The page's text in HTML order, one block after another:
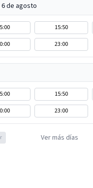
de agosto
15:50
23:00
15:50
23:00
Ver más días